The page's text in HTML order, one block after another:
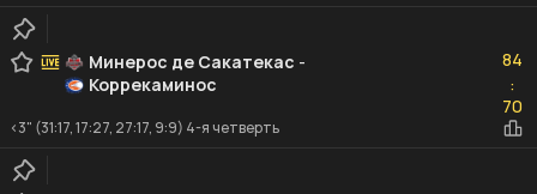
Минерос де Сакатекас -
Коррекаминос
84
:70
70
<3" (31:17, 17:27, 27:17, 9:9) 4-я четверть